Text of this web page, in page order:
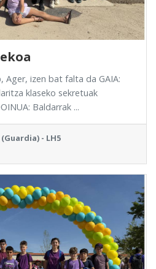
Ager, izen bat falta da GAIA:
klaseko sekretuak
Baldarrak ...
- LH5